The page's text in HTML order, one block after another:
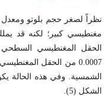
نظراً لصغر حجم بلوتو
مغنطيسي كبير؛ لكنه قد
0.0007 من الحقل
الشمسية. وفي هذه الحالة
الشكل (5).